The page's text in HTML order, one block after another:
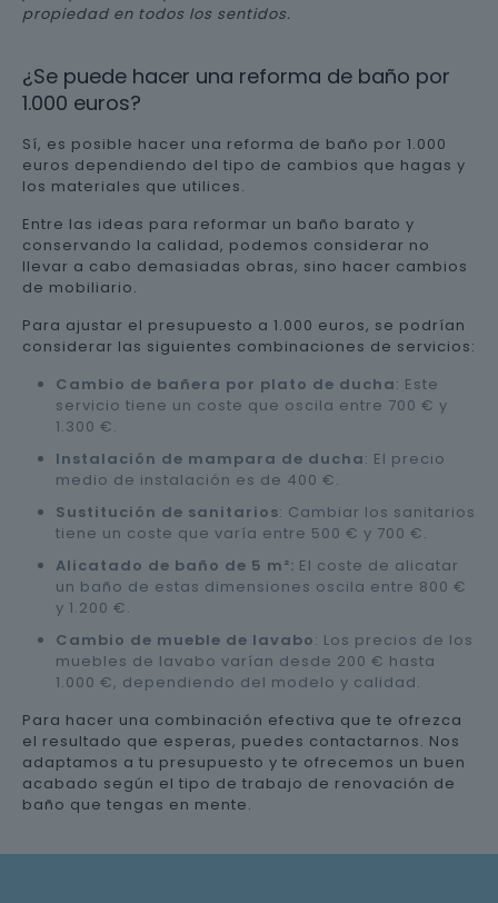
propiedad en todos los sentidos.
¿Se puede hacer una reforma de baño por
1.000 euros?
Sí, es posible hacer una reforma de baño por 1.000
euros dependiendo del tipo de cambios que hagas y
los materiales que utilices.
Entre las ideas para reformar un baño barato y
conservando la calidad, podemos considerar no
llevar a cabo demasiadas obras, sino hacer cambios
de mobiliario.
Para ajustar el presupuesto a 1.000 euros, se podrían
considerar las siguientes combinaciones de servicios:
Cambio de bañera por plato de ducha: Este
servicio tiene un coste que oscila entre 700 € y
1.300 €.
Instalación de mampara de ducha: El precio
medio de instalación es de 400 €.
Sustitución de sanitarios: Cambiar los sanitarios
tiene un coste que varía entre 500 € y 700 €.
Alicatado de baño de 5 m²: El coste de alicatar
un baño de estas dimensiones oscila entre 800 €
y 1.200 €.
Cambio de mueble de lavabo: Los precios de los
muebles de lavabo varían desde 200 € hasta
1.000 €, dependiendo del modelo y calidad.
Para hacer una combinación efectiva que te ofrezca
el resultado que esperas, puedes contactarnos. Nos
adaptamos a tu presupuesto y te ofrecemos un buen
acabado según el tipo de trabajo de renovación de
baño que tengas en mente.